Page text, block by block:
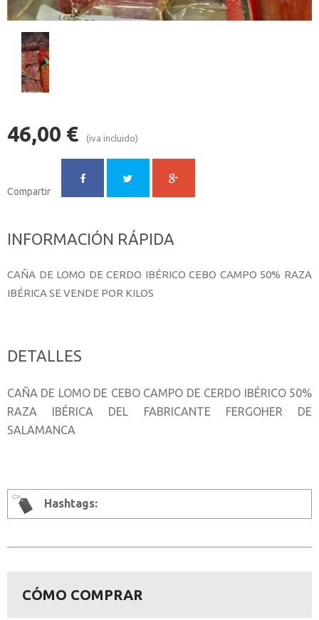
46,00 € (iva incluido)
Compartir
INFORMACIÓN RÁPIDA
CAÑA DE LOMO DE CERDO IBÉRICO CEBO CAMPO 50% RAZA
IBÉRICA SE VENDE POR KILOS
DETALLES
CAÑA DE LOMO DE CEBO CAMPO DE CERDO IBÉRICO 50%
RAZA IBÉRICA DEL FABRICANTE FERGOHER DE
SALAMANCA
Hashtags:
CÓMO COMPRAR